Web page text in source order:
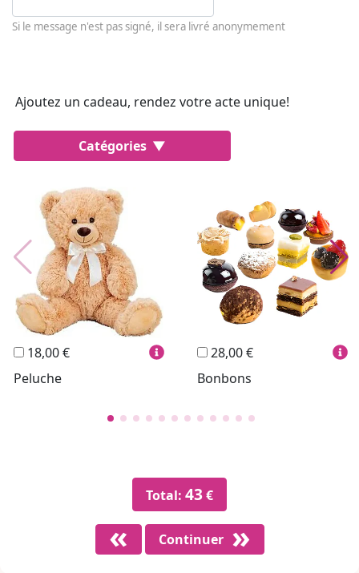
Si le message n'est pas signé, il sera livré anonymement
Ajoutez un cadeau, rendez votre acte unique!
Catégories
Populaire Gâteaux
Bijoux Lussoni® THUN®
Personnalisés Hello Spank
Cadres Sexy
18,00 €
Peluche
28,00 €
Bonbons
Total: 43€
Continuer